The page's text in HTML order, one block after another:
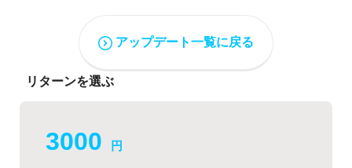
アップデート一覧に戻る
リターンを選ぶ
3000 円